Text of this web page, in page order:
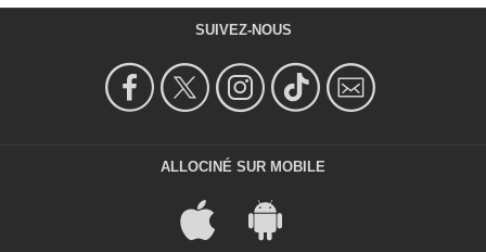
SUIVEZ-NOUS
ALLOCINÉ SUR MOBILE